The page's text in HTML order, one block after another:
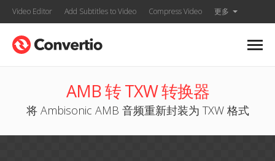
Video Editor Add Subtitles to Video Compress Video 更多
AMB 转 TXW 转换器
将 Ambisonic AMB 音频重新封装为 TXW 格式